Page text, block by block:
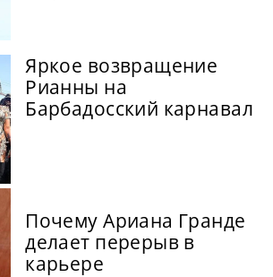
Яркое возвращение
Рианны на
Барбадосский карнавал
Почему Ариана Гранде
делает перерыв в
карьере